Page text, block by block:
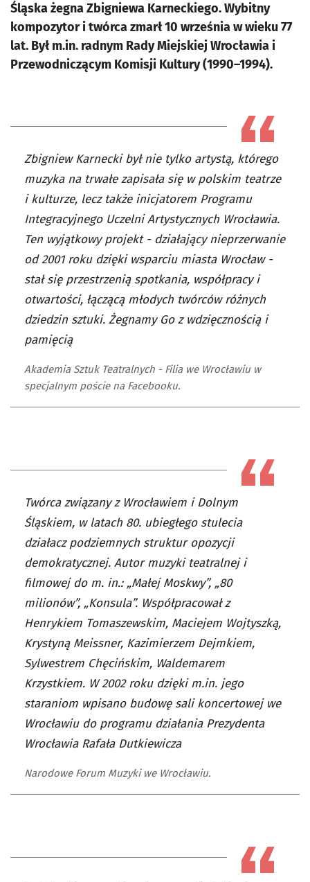
Śląska żegna Zbigniewa Karneckiego. Wybitny
kompozytor i twórca zmarł 10 września w wieku 77
lat. Był m.in. radnym Rady Miejskiej Wrocławia i
Przewodniczącym Komisji Kultury (1990–1994).
Zbigniew Karnecki był nie tylko artystą, którego
muzyka na trwałe zapisała się w polskim teatrze
i kulturze, lecz także inicjatorem Programu
Integracyjnego Uczelni Artystycznych Wrocławia.
Ten wyjątkowy projekt - działający nieprzerwanie
od 2001 roku dzięki wsparciu miasta Wrocław -
stał się przestrzenią spotkania, współpracy i
otwartości, łączącą młodych twórców różnych
dziedzin sztuki. Żegnamy Go z wdzięcznością i
pamięcią
Akademia Sztuk Teatralnych - Filia we Wrocławiu w
specjalnym poście na Facebooku.
Twórca związany z Wrocławiem i Dolnym
Śląskiem, w latach 80. ubiegłego stulecia
działacz podziemnych struktur opozycji
demokratycznej. Autor muzyki teatralnej i
filmowej do m. in.: „Małej Moskwy”, „80
milionów”, „Konsula”. Współpracował z
Henrykiem Tomaszewskim, Maciejem Wojtyszką,
Krystyną Meissner, Kazimierzem Dejmkiem,
Sylwestrem Chęcińskim, Waldemarem
Krzystkiem. W 2002 roku dzięki m.in. jego
staraniom wpisano budowę sali koncertowej we
Wrocławiu do programu działania Prezydenta
Wrocławia Rafała Dutkiewicza
Narodowe Forum Muzyki we Wrocławiu.